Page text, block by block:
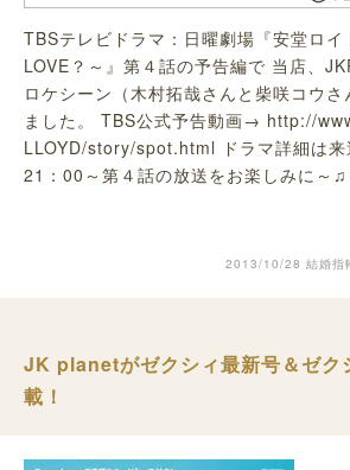
TBSテレビドラマ：日曜劇場『安堂ロ
LOVE？～』第４話の予告編で 当店、
ロケシーン（木村拓哉さんと柴咲コウ
ました。 TBS公式予告動画→ http://
LLOYD/story/spot.html ドラマ詳細は来
21：00～第４話の放送をお楽しみに～
2013/10/28 結婚指
JK planetがゼクシィ最新号＆ゼク
載！